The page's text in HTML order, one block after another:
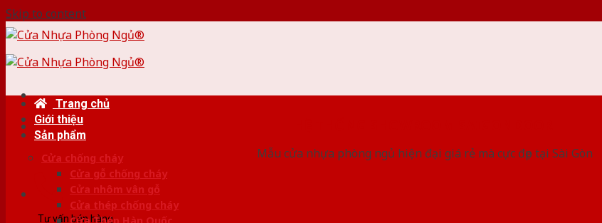
Skip to content
Mẫu cửa nhựa phòng ngủ hiện đại giá rẻ mà cực đẹp tại Sài Gòn
Tư vấn bán hàng
Trang chủ
Giới thiệu
Sản phẩm
Cửa chống cháy
Cửa gỗ chống cháy
Cửa nhôm vân gỗ
Cửa thép chống cháy